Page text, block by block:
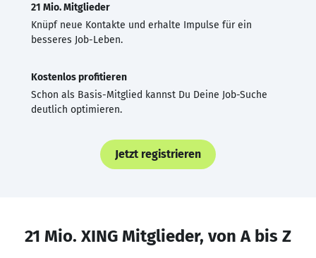
21 Mio. Mitglieder
Knüpf neue Kontakte und erhalte Impulse für ein
besseres Job-Leben.
Kostenlos profitieren
Schon als Basis-Mitglied kannst Du Deine Job-Suche
deutlich optimieren.
Jetzt registrieren
21 Mio. XING Mitglieder, von A bis Z